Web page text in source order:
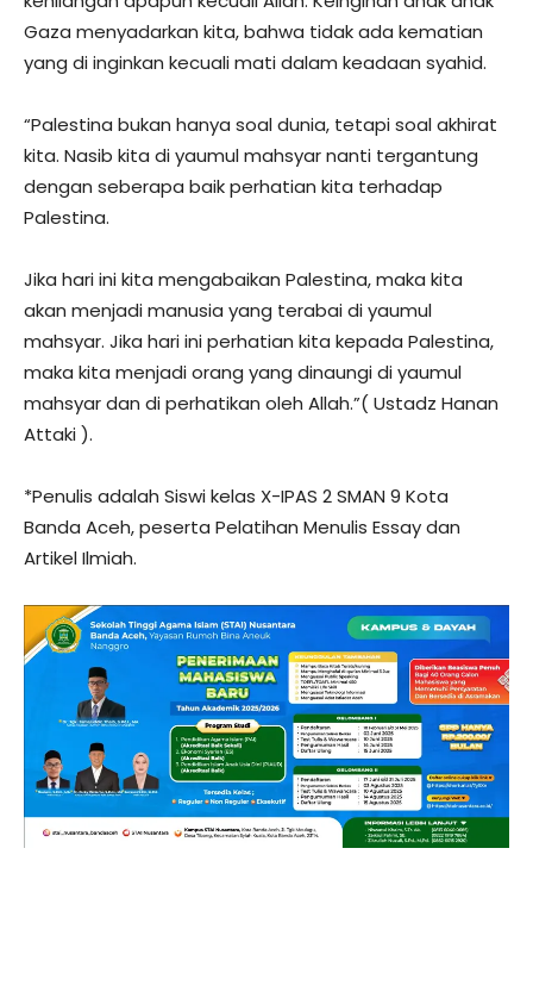
Gaza menyadarkan kita, bahwa tidak ada kematian
yang di inginkan kecuali mati dalam keadaan syahid.
“Palestina bukan hanya soal dunia, tetapi soal akhirat
kita. Nasib kita di yaumul mahsyar nanti tergantung
dengan seberapa baik perhatian kita terhadap
Palestina.
Jika hari ini kita mengabaikan Palestina, maka kita
akan menjadi manusia yang terabai di yaumul
mahsyar. Jika hari ini perhatian kita kepada Palestina,
maka kita menjadi orang yang dinaungi di yaumul
mahsyar dan di perhatikan oleh Allah.”( Ustadz Hanan
Attaki ).
*Penulis adalah Siswi kelas X-IPAS 2 SMAN 9 Kota
Banda Aceh, peserta Pelatihan Menulis Essay dan
Artikel Ilmiah.